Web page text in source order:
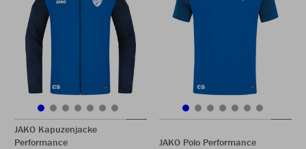
JAKO Kapuzenjacke
Performance
JAKO Polo Performance